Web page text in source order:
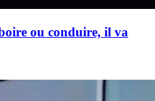
ou conduire, il va